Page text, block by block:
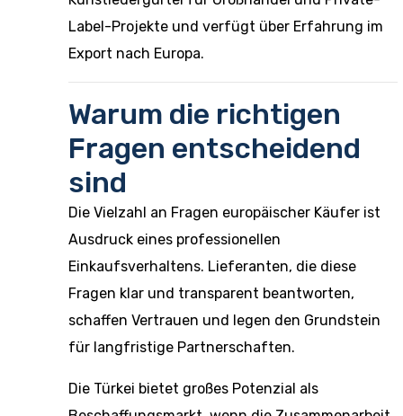
Label-Projekte und verfügt über Erfahrung im
Export nach Europa.
Warum die richtigen
Fragen entscheidend
sind
Die Vielzahl an Fragen europäischer Käufer ist
Ausdruck eines professionellen
Einkaufsverhaltens. Lieferanten, die diese
Fragen klar und transparent beantworten,
schaffen Vertrauen und legen den Grundstein
für langfristige Partnerschaften.
Die Türkei bietet großes Potenzial als